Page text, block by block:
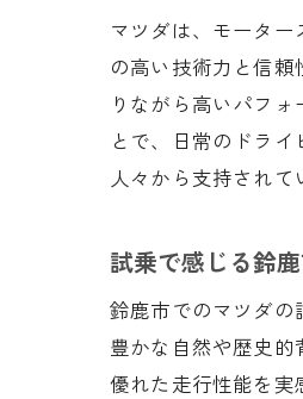
マツダは、モータ
の高い技術力と信
りながら高いパフ
とで、日常のドラ
人々から支持されて
試乗で感じる鈴
鈴鹿市でのマツダ
豊かな自然や歴史
優れた走行性能を